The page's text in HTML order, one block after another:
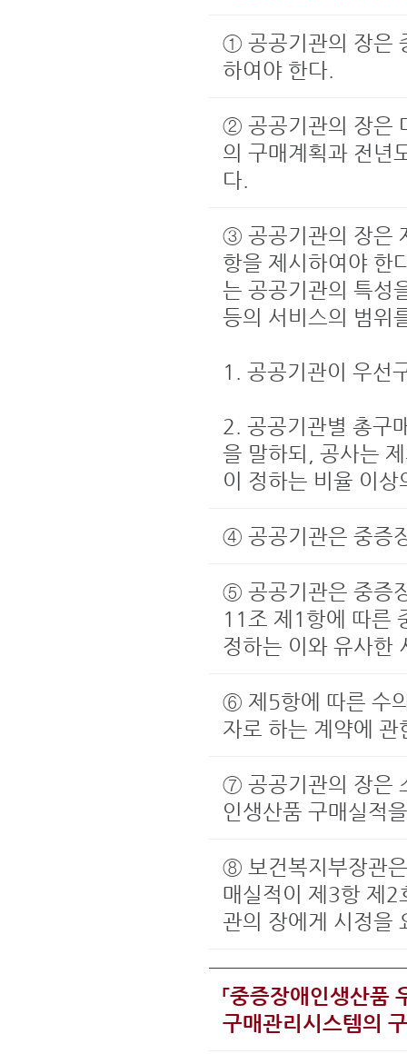
① 공공기관의 장은
하여야 한다.
② 공공기관의 장은
의 구매계획과 전년
다.
③ 공공기관의 장은
항을 제시하여야 한
는 공공기관의 특성
등의 서비스의 범위
1. 공공기관이 우선
2. 공공기관별 총구
을 말하되, 공사는
이 정하는 비율 이
④ 공공기관은 중증
⑤ 공공기관은 중증
11조 제1항에 따른
정하는 이와 유사한
⑥ 제5항에 따른 수
자로 하는 계약에 관
⑦ 공공기관의 장은
인생산품 구매실적
⑧ 보건복지부장관
매실적이 제3항 제2
관의 장에게 시정을
「중증장애인생산품
구매관리시스템의